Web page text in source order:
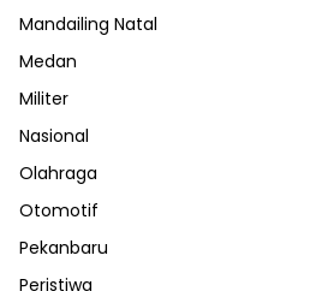
Mandailing Natal
Medan
Militer
Nasional
Olahraga
Otomotif
Pekanbaru
Peristiwa